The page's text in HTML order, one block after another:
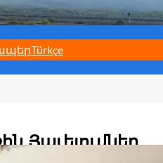
Türkçe
Յաւելումներ